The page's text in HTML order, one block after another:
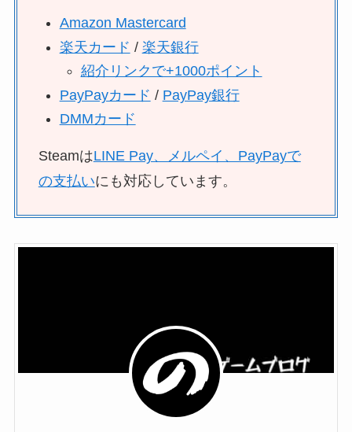
Amazon Mastercard
楽天カード / 楽天銀行
紹介リンクで+1000ポイント
PayPayカード / PayPay銀行
DMMカード
SteamはLINE Pay、メルペイ、PayPayで
の支払いにも対応しています。